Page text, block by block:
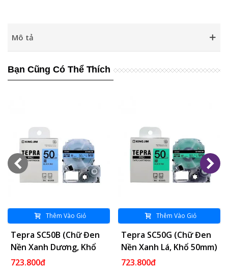
Mô tả
Bạn Cũng Có Thể Thích
Thêm Vào Giỏ
Tepra SC50B (Chữ Đen
Nền Xanh Dương, Khổ
50mm)
723.800đ
Thêm Vào Giỏ
Tepra SC50G (Chữ Đen
Nền Xanh Lá, Khổ 50mm)
723.800đ